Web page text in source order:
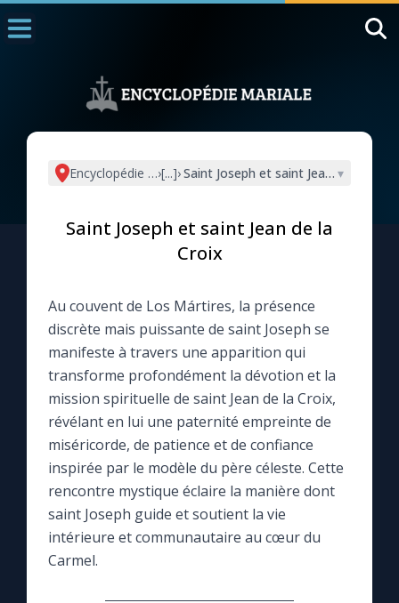
L'actualité de la semaine
La newsletter
La vidéo de la semaine
Le compte Tiktok
Le magazine
Le site internet
Encyclopédie mariale
›[...]› Saint Joseph et saint Jean de la Croix
▾
Saint Joseph et saint Jean de la
Croix
Au couvent de Los Mártires, la présence
discrète mais puissante de saint Joseph se
manifeste à travers une apparition qui
transforme profondément la dévotion et la
mission spirituelle de saint Jean de la Croix,
révélant en lui une paternité empreinte de
miséricorde, de patience et de confiance
inspirée par le modèle du père céleste. Cette
rencontre mystique éclaire la manière dont
saint Joseph guide et soutient la vie
intérieure et communautaire au cœur du
Carmel.